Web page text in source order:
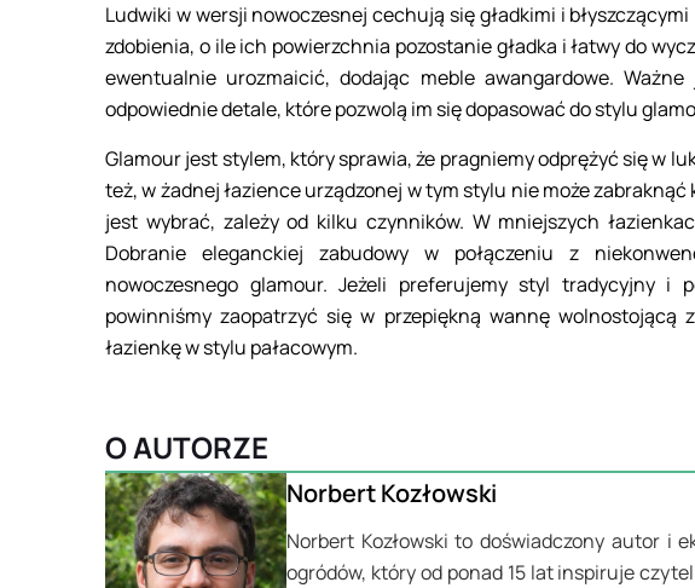
Ludwiki w wersji nowoczesnej cechują się gładkimi i
zdobienia, o ile ich powierzchnia pozostanie gładka i łatwy do
ewentualnie urozmaicić, dodając meble awangardowe.
odpowiednie detale, które pozwolą im się dopasować do stylu
Glamour jest stylem, który sprawia, że pragniemy odprężyć się w
też, w żadnej łazience urządzonej w tym stylu nie może
jest wybrać, zależy od kilku czynników. W mniejszych
Dobranie eleganckiej zabudowy w połączeniu z
nowoczesnego glamour. Jeżeli preferujemy styl tradycyjny i
powinniśmy zaopatrzyć się w przepiękną wannę
łazienkę w stylu pałacowym.
O AUTORZE
Norbert Kozłowski
Norbert Kozłowski to doświadczony autor i
ogródów, który od ponad 15 lat inspiruje